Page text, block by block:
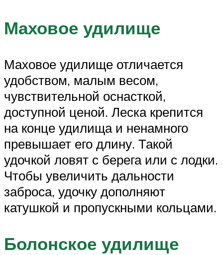
Маховое удилище
Маховое удилище отличается
удобством, малым весом,
чувствительной оснасткой,
доступной ценой. Леска крепится
на конце удилища и ненамного
превышает его длину. Такой
удочкой ловят с берега или с лодки.
Чтобы увеличить дальности
заброса, удочку дополняют
катушкой и пропускными кольцами.
Болонское удилище